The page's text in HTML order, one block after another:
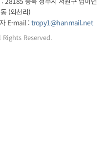
(외천리)
E-mail :tropy1@hanmail.net
Rights Reserved.